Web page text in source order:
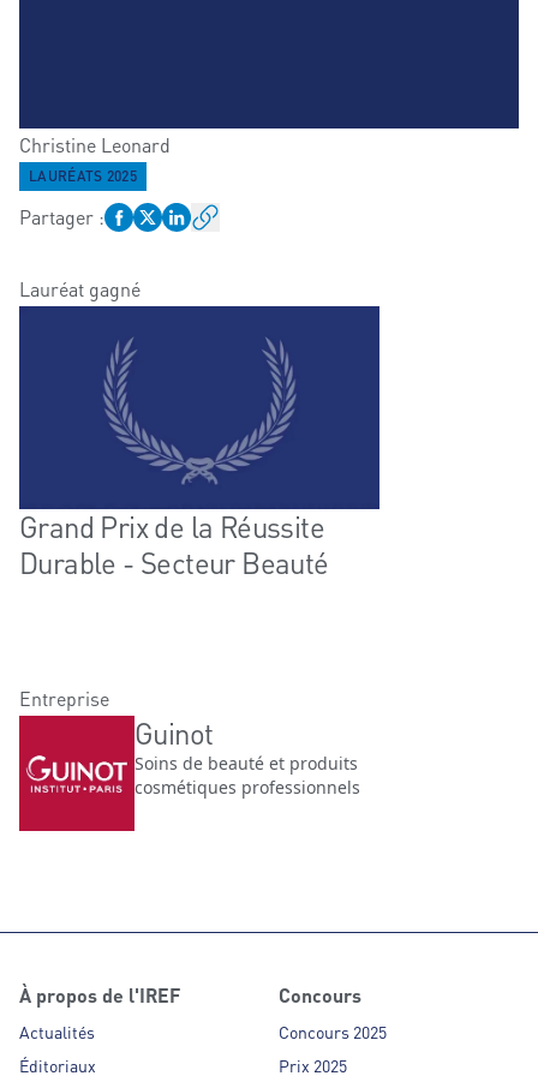
Christine Leonard
LAURÉATS 2025
Partager :
Lauréat gagné
Grand Prix de la Réussite
Durable - Secteur Beauté
Entreprise
Guinot
Soins de beauté et produits
cosmétiques professionnels
À propos de l'IREF
Actualités
Éditoriaux
Concours
Concours 2025
Prix 2025